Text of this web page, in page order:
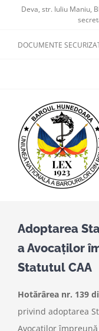
content
Deva, str. Iuliu Maniu,
DOCUMENTE
Adoptarea
a Avocaților
Statutul CAA
Hotărârea nr. 139
privind adoptarea
Avocaților împreună